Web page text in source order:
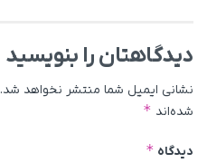
دیدگاهتان را بنویسید
نشانی ایمیل شما منتشر نخواهد شد.
شده‌اند *
دیدگاه *